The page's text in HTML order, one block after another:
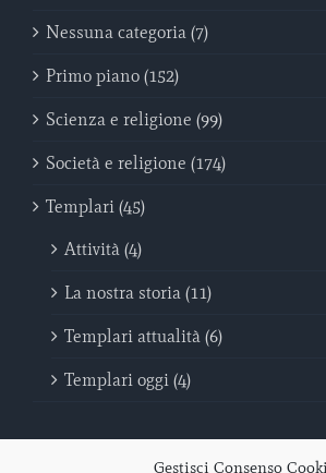
Gestisci Consenso
Nessuna categoria (7)
Primo piano (152)
Scienza e religione (99)
Società e religione (174)
Templari (45)
Attività (4)
La nostra storia (11)
Templari attualità (6)
Templari oggi (4)